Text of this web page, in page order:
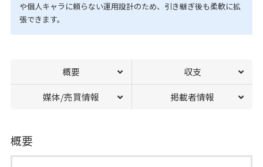
や個人キャラに頼らない運用設計のため、引き継ぎ後も柔軟に拡
張できます。
概要 収支
媒体/売買情報 掲載者情報
概要